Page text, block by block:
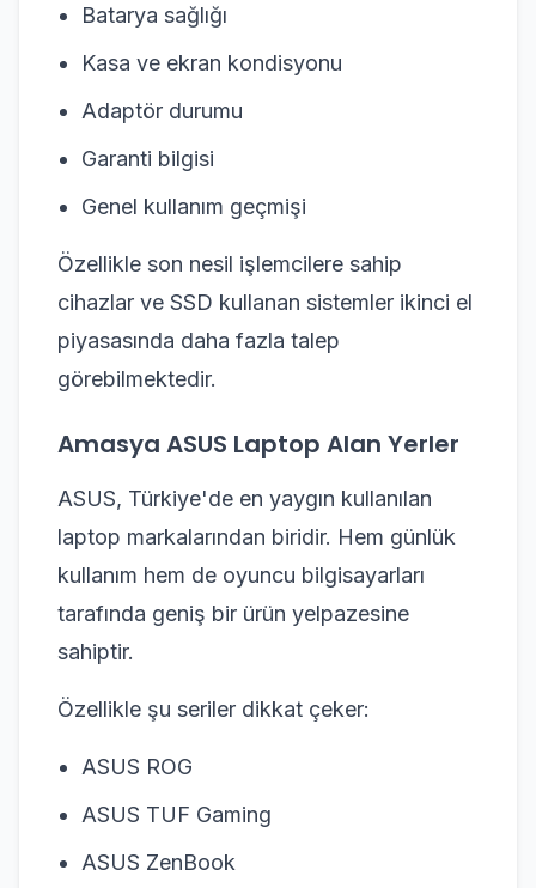
Batarya sağlığı
Kasa ve ekran kondisyonu
Adaptör durumu
Garanti bilgisi
Genel kullanım geçmişi
Özellikle son nesil işlemcilere sahip
cihazlar ve SSD kullanan sistemler ikinci el
piyasasında daha fazla talep
görebilmektedir.
Amasya ASUS Laptop Alan Yerler
ASUS, Türkiye'de en yaygın kullanılan
laptop markalarından biridir. Hem günlük
kullanım hem de oyuncu bilgisayarları
tarafında geniş bir ürün yelpazesine
sahiptir.
Özellikle şu seriler dikkat çeker:
ASUS ROG
ASUS TUF Gaming
ASUS ZenBook